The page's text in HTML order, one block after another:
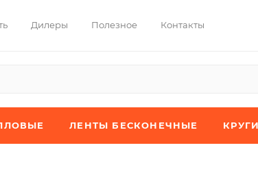
Дилеры Полезное Контакты
ЛЕНТЫ БЕСКОНЕЧНЫЕ